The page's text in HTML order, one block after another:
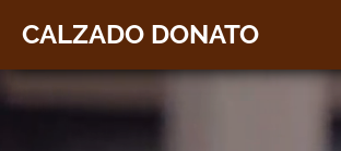
CALZADO DONATO